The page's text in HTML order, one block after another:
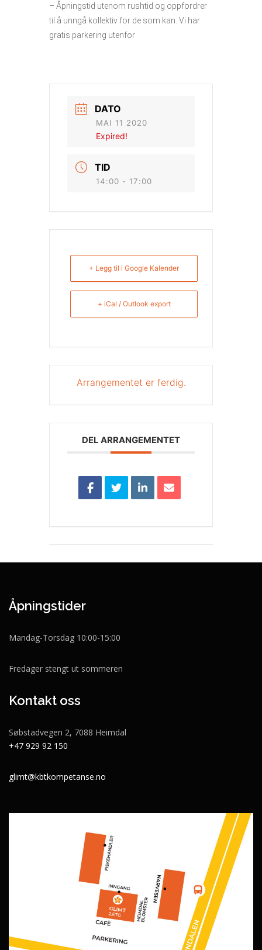
– Åpningstid utenom rushtid og oppfordrer
til å unngå kollektiv for de som kan. Vi har
gratis parkering utenfor
DATO
MAI 11 2020
Expired!
TID
14:00 - 17:00
+ Legg til i Google Kalender
+ iCal / Outlook export
Arrangementet er ferdig.
DEL ARRANGEMENTET
Åpningstider
Mandag-Torsdag 10:00-15:00
Fredager stengt ut sommeren
Kontakt oss
Søbstadvegen 2, 7088 Heimdal
+47 929 92 150
glimt@kbtkompetanse.no